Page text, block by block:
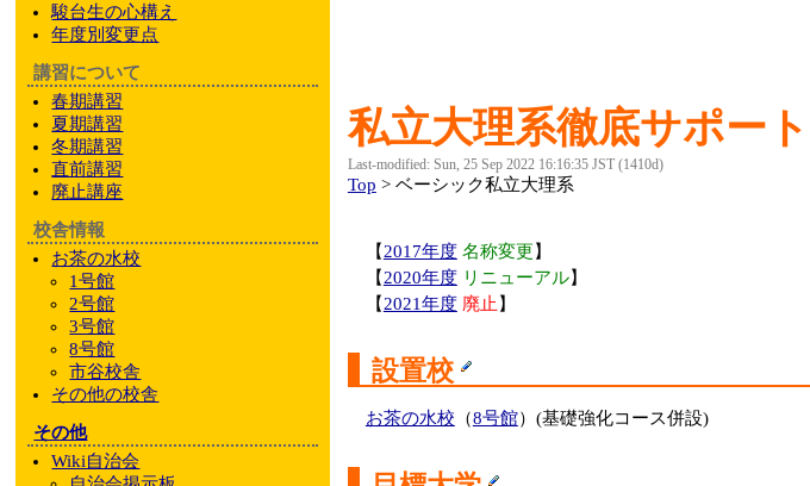
私立大理系徹底サポート
Last-modified: Sun, 25 Sep 2022 16:16:35 JST (1410d)
Top > ベーシック私立大理系
【 2017年度 名称変更 】
【 2020年度 リニューアル】
【 2021年度 廃止 】
設置校
お茶の水校 （8号館）(基礎強化コース併設)
駿台生の心構え
年度別変更点
講習について
春期講習
夏期講習
冬期講習
直前講習
廃止講座
校舎情報
お茶の水校
1号館
2号館
3号館
8号館
市谷校舎
その他の校舎
その他
Wiki自治会